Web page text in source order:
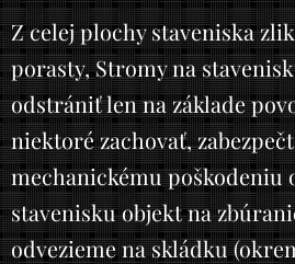
Z celej plochy staveniska
porasty, Stromy na
odstrániť len na základe
niektoré zachovať,
mechanickému poškodeniu
stavenisku objekt na
odvezieme na skládku